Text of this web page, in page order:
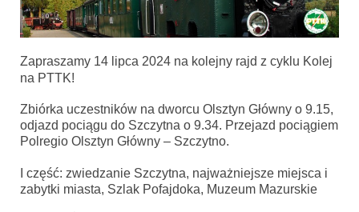
Zapraszamy 14 lipca 2024 na kolejny rajd z cyklu Kolej
na PTTK!
Zbiórka uczestników na dworcu Olsztyn Główny o 9.15,
odjazd pociągu do Szczytna o 9.34. Przejazd pociągiem
Polregio Olsztyn Główny – Szczytno.
I część: zwiedzanie Szczytna, najważniejsze miejsca i
zabytki miasta, Szlak Pofajdoka, Muzeum Mazurskie